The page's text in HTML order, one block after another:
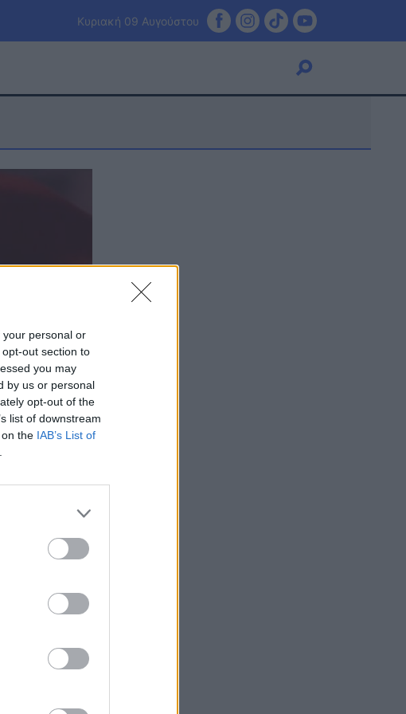
personal or
out section to
you may
by us or personal
opt-out of the
list of downstream
the IAB’s List of
Κυριακή 09 Αυγούστου